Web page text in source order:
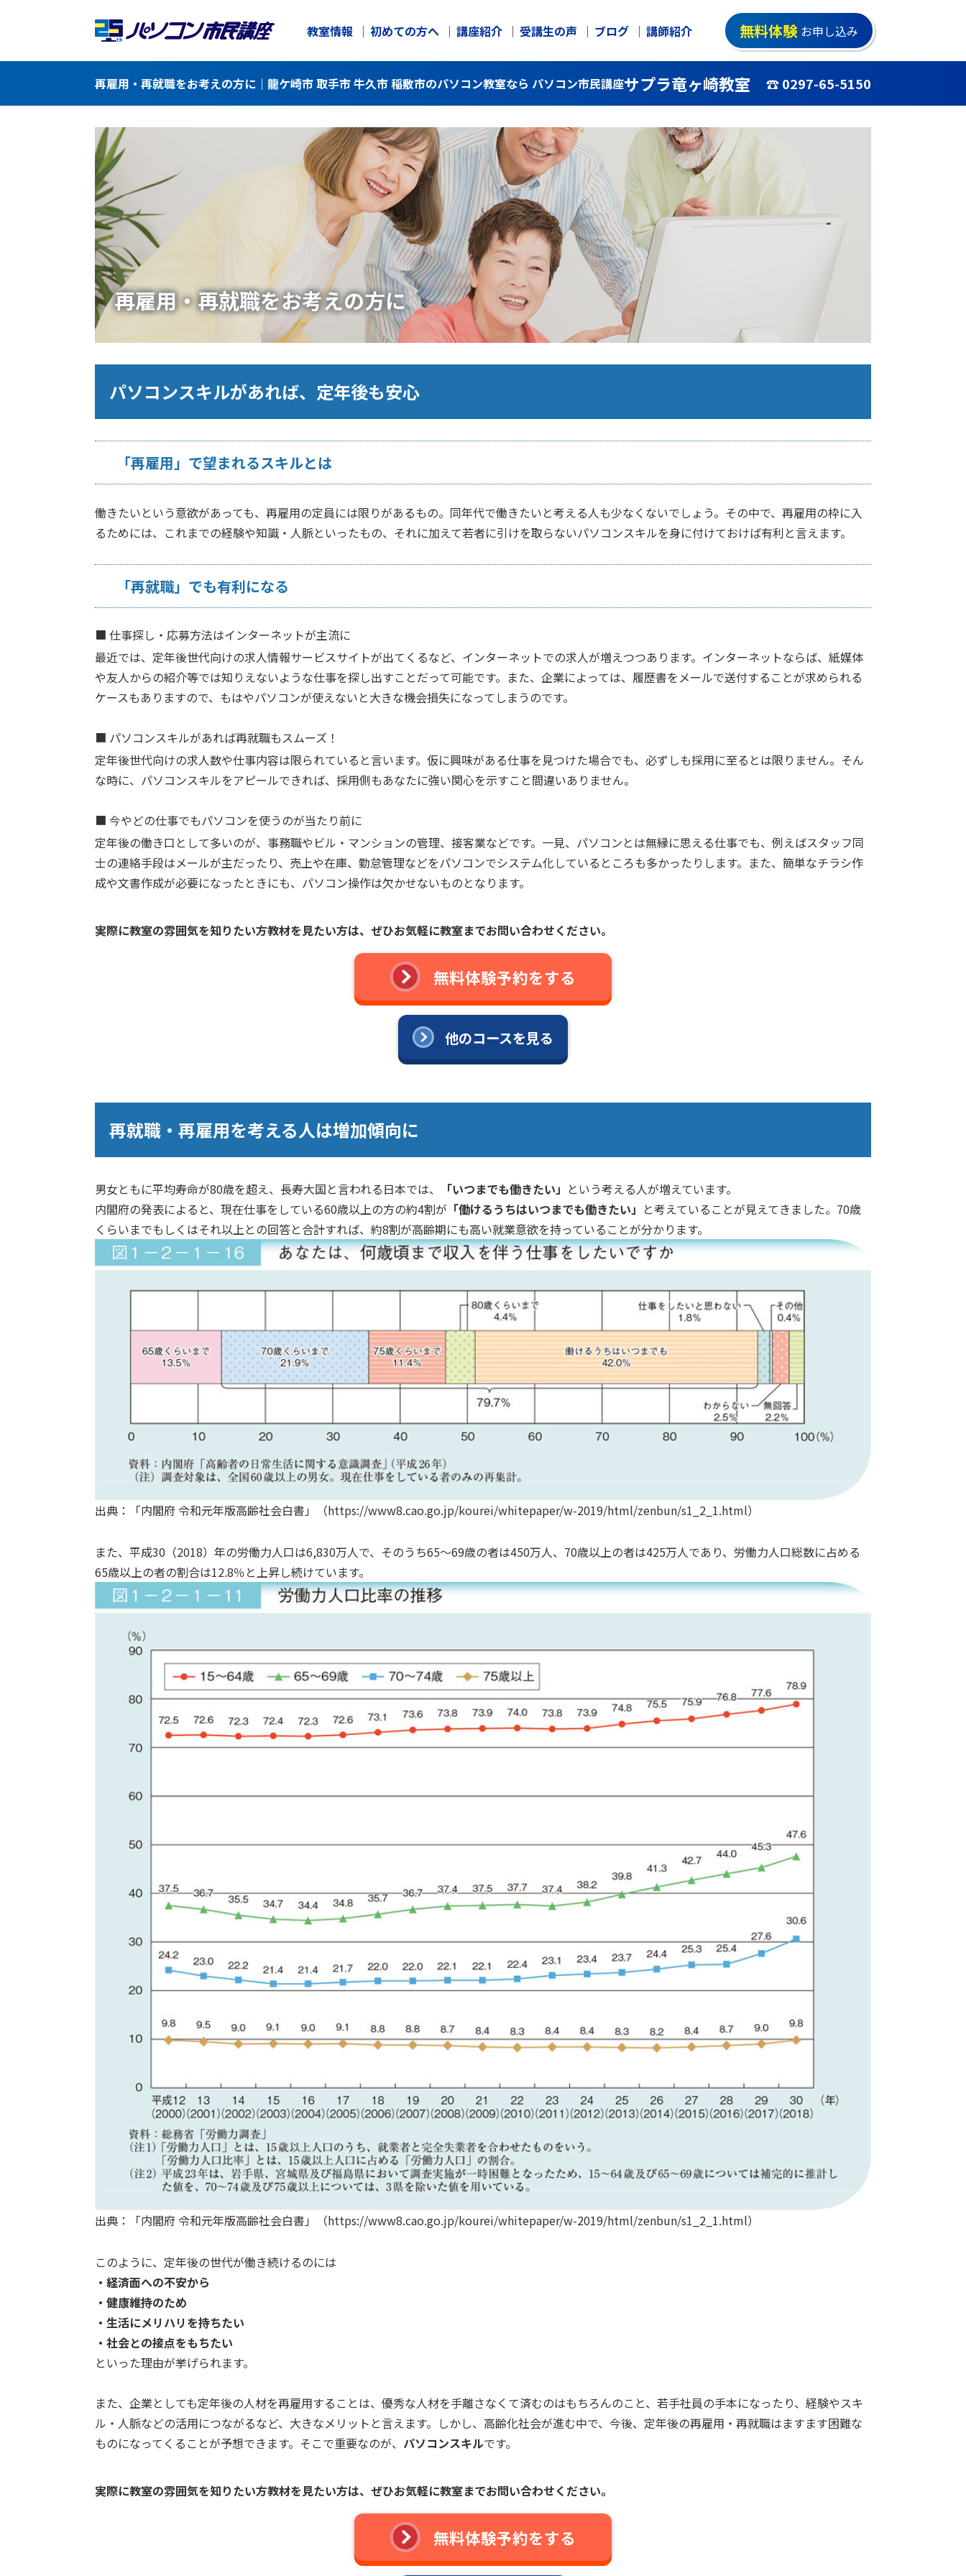
教室情報 初めての方へ 講座紹介 受講生の声 ブログ 講師紹介 無料体験 お申し込み
再雇用・再就職をお考えの方に｜龍ケ崎市 取手市 牛久市 稲敷市のパソコン教室なら パソコン市民講座サプラ竜ヶ崎教室 ☎ 0297-65-5150
再雇用・再就職をお考えの方に
パソコンスキルがあれば、定年後も安心
「再雇用」で望まれるスキルとは
働きたいという意欲があっても、再雇用の定員には限りがあるもの。同年代で働きたいと考える人も少なくないでしょう。その中で、再雇用の枠に入
るためには、これまでの経験や知識・人脈といったもの、それに加えて若者に引けを取らないパソコンスキルを身に付けておけば有利と言えます。
「再就職」でも有利になる
■ 仕事探し・応募方法はインターネットが主流に
最近では、定年後世代向けの求人情報サービスサイトが出てくるなど、インターネットでの求人が増えつつあります。インターネットならば、紙媒体
や友人からの紹介等では知りえないような仕事を探し出すことだって可能です。また、企業によっては、履歴書をメールで送付することが求められる
ケースもありますので、もはやパソコンが使えないと大きな機会損失になってしまうのです。
■ パソコンスキルがあれば再就職もスムーズ！
定年後世代向けの求人数や仕事内容は限られていると言います。仮に興味がある仕事を見つけた場合でも、必ずしも採用に至るとは限りません。そん
な時に、パソコンスキルをアピールできれば、採用側もあなたに強い関心を示すこと間違いありません。
■ 今やどの仕事でもパソコンを使うのが当たり前に
定年後の働き口として多いのが、事務職やビル・マンションの管理、接客業などです。一見、パソコンとは無縁に思える仕事でも、例えばスタッフ同
士の連絡手段はメールが主だったり、売上や在庫、勤怠管理などをパソコンでシステム化しているところも多かったりします。また、簡単なチラシ作
成や文書作成が必要になったときにも、パソコン操作は欠かせないものとなります。
実際に教室の雰囲気を知りたい方教材を見たい方は、 ぜひお気軽に教室までお問い合わせください。
無料体験予約をする
他のコースを見る
再就職・再雇用を考える人は増加傾向に
男女ともに平均寿命が80歳を超え、長寿大国と言われる日本では、 「いつまでも働きたい」 という考える人が増えています。
内閣府の発表によると、現在仕事をしている60歳以上の方の約4割が 「働けるうちはいつまでも働きたい」 と考えていることが見えてきました。70歳
くらいまでもしくはそれ以上との回答と合計すれば、約8割が高齢期にも高い就業意欲を持っていることが分かります。
出典：「内閣府 令和元年版高齢社会白書」（https://www8.cao.go.jp/kourei/whitepaper/w-2019/html/zenbun/s1_2_1.html）
また、平成30（2018）年の労働力人口は6,830万人で、そのうち65～69歳の者は450万人、70歳以上の者は425万人であり、労働力人口総数に占める
65歳以上の者の割合は12.8％と上昇し続けています。
出典：「内閣府 令和元年版高齢社会白書」（https://www8.cao.go.jp/kourei/whitepaper/w-2019/html/zenbun/s1_2_1.html）
このように、定年後の世代が働き続けるのには
・経済面への不安から
・健康維持のため
・生活にメリハリを持ちたい
・社会との接点をもちたい
といった理由が挙げられます。
また、企業としても定年後の人材を再雇用することは、優秀な人材を手離さなくて済むのはもちろんのこと、若手社員の手本になったり、経験やスキ
ル・人脈などの活用につながるなど、大きなメリットと言えます。しかし、高齢化社会が進む中で、今後、定年後の再雇用・再就職はますます困難な
ものになってくることが予想できます。そこで重要なのが、 パソコンスキルです。
実際に教室の雰囲気を知りたい方教材を見たい方は、 ぜひお気軽に教室までお問い合わせください。
無料体験予約をする